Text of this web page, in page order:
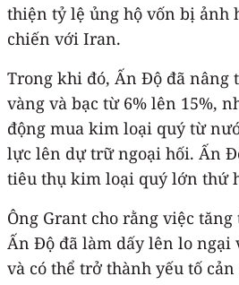
thiện tỷ lệ ủng hộ vốn bị ảnh
chiến với Iran.
Trong khi đó, Ấn Độ đã nâng
vàng và bạc từ 6% lên 15%,
động mua kim loại quý từ
lực lên dự trữ ngoại hối. Ấn
tiêu thụ kim loại quý lớn thứ
Ông Grant cho rằng việc
Ấn Độ đã làm dấy lên lo ngại
và có thể trở thành yếu tố